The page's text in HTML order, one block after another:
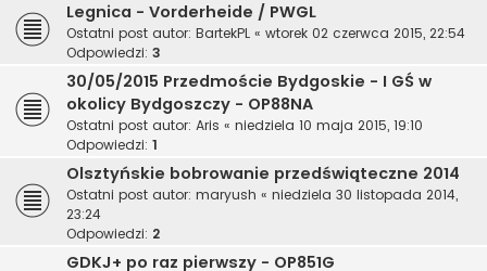
Legnica - Vorderheide / PWGL
Ostatni post autor: BartekPL « wtorek 02 czerwca 2015, 22:54
Odpowiedzi: 3
30/05/2015 Przedmoście Bydgoskie - I GŚ w
okolicy Bydgoszczy - OP88NA
Ostatni post autor: Aris « niedziela 10 maja 2015, 19:10
Odpowiedzi: 1
Olsztyńskie bobrowanie przedświąteczne 2014
Ostatni post autor: maryush « niedziela 30 listopada 2014,
23:24
Odpowiedzi: 2
GDKJ+ po raz pierwszy - OP851G